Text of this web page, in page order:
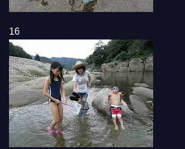
16